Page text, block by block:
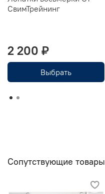
СвимТрейнинг
2 200 ₽
Выбрать
Сопутствующие товары